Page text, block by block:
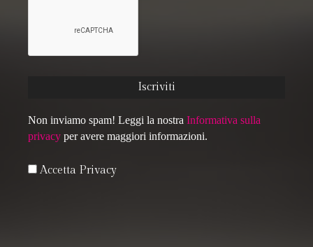
Non inviamo spam! Leggi la nostra Informativa sulla
privacy per avere maggiori informazioni.
Accetta Privacy